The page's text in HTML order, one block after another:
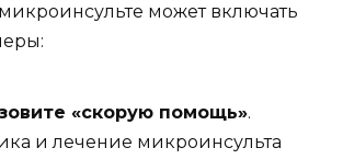
может включать
«скорую помощь».
и лечение микроинсульта